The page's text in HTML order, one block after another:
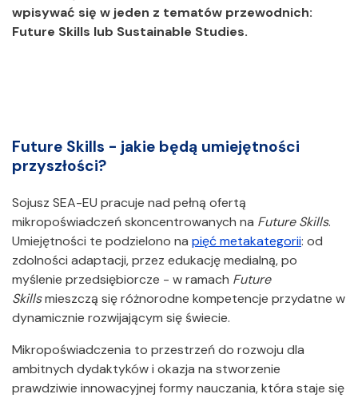
wpisywać się w jeden z tematów przewodnich:
Future Skills lub Sustainable Studies.
Future Skills - jakie będą umiejętności
przyszłości?
Sojusz SEA-EU pracuje nad pełną ofertą
mikropoświadczeń skoncentrowanych na Future Skills.
Umiejętności te podzielono na pięć metakategorii: od
zdolności adaptacji, przez edukację medialną, po
myślenie przedsiębiorcze - w ramach Future
Skillsmieszczą się różnorodne kompetencje przydatne w
dynamicznie rozwijającym się świecie.
Mikropoświadczenia to przestrzeń do rozwoju dla
ambitnych dydaktyków i okazja na stworzenie
prawdziwie innowacyjnej formy nauczania, która staje się